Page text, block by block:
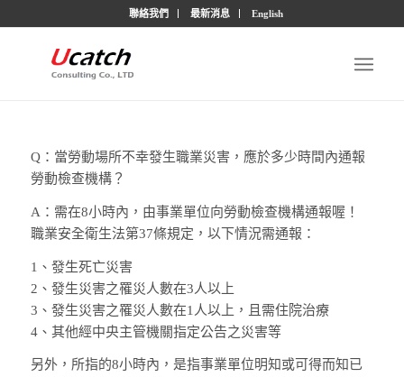
聯絡我們 最新消息 English
Q：當勞動場所不幸發生職業災害，應於多少時間內通報
勞動檢查機構？
A：需在8小時內，由事業單位向勞動檢查機構通報喔！
職業安全衛生法第37條規定，以下情況需通報：
1、發生死亡災害
2、發生災害之罹災人數在3人以上
3、發生災害之罹災人數在1人以上，且需住院治療
4、其他經中央主管機關指定公告之災害等
另外，所指的8小時內，是指事業單位明知或可得而知已